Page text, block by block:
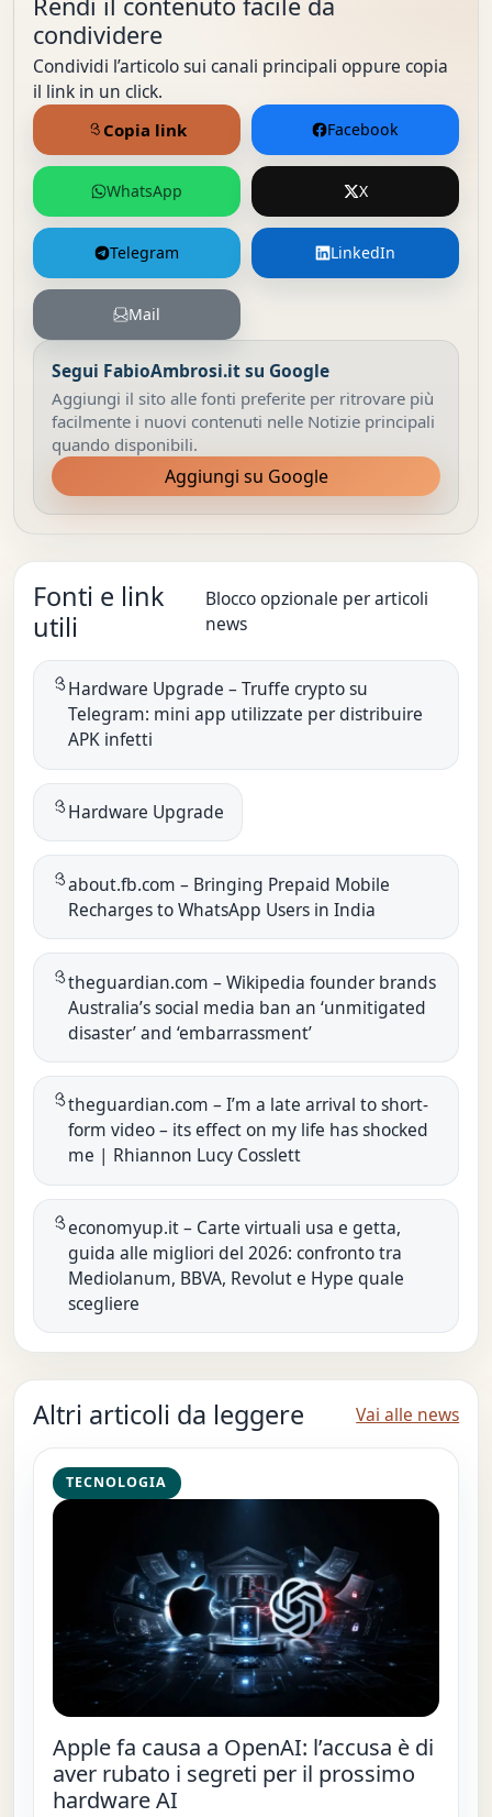
Rendi il contenuto facile da
condividere
Condividi l’articolo sui canali principali oppure copia
il link in un click.
Facebook
WhatsApp X
Telegram LinkedIn
Mail
Copia link
Segui FabioAmbrosi.it su Google
Aggiungi il sito alle fonti preferite per ritrovare più
facilmente i nuovi contenuti nelle Notizie principali
quando disponibili.
Aggiungi su Google
Fonti e link
utili
Blocco opzionale per articoli
news
Hardware Upgrade – Truffe crypto su
Telegram: mini app utilizzate per distribuire
APK infetti
Hardware Upgrade
about.fb.com – Bringing Prepaid Mobile
Recharges to WhatsApp Users in India
theguardian.com – Wikipedia founder brands
Australia’s social media ban an ‘unmitigated
disaster’ and ‘embarrassment’
theguardian.com – I’m a late arrival to short-
form video – its effect on my life has shocked
me | Rhiannon Lucy Cosslett
economyup.it – Carte virtuali usa e getta,
guida alle migliori del 2026: confronto tra
Mediolanum, BBVA, Revolut e Hype quale
scegliere
Altri articoli da leggere Vai alle news
TECNOLOGIA
Apple fa causa a OpenAI: l’accusa è di
aver rubato i segreti per il prossimo
hardware AI